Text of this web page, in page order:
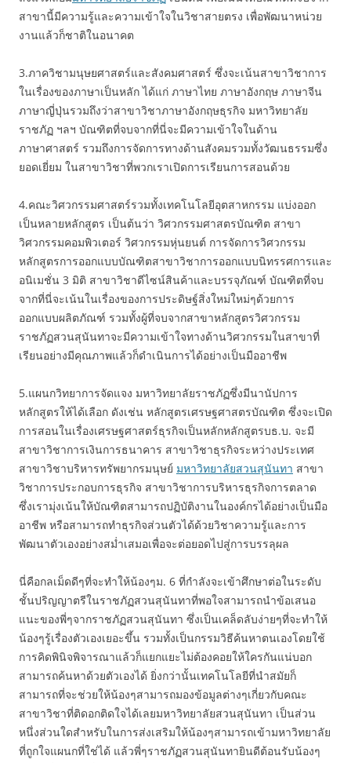
สาขานี้มีความรู้และความเข้าใจในวิชาสายตรง เพื่อพัฒนาหน่วย
งานแล้วก็ชาติในอนาคต
3.ภาควิชามนุษยศาสตร์และสังคมศาสตร์ ซึ่งจะเน้นสาขาวิชาการ
ในเรื่องของภาษาเป็นหลัก ได้แก่ ภาษาไทย ภาษาอังกฤษ ภาษาจีน
ภาษาญี่ปุ่นรวมถึงว่าสาขาวิชาภาษาอังกฤษธุรกิจ มหาวิทยาลัย
ราชภัฏ ฯลฯ บัณฑิตที่จบจากที่นี่จะมีความเข้าใจในด้าน
ภาษาศาสตร์ รวมถึงการจัดการทางด้านสังคมรวมทั้งวัฒนธรรมซึ่ง
ยอดเยี่ยม ในสาขาวิชาที่พวกเราเปิดการเรียนการสอนด้วย
4.คณะวิศวกรรมศาสตร์รวมทั้งเทคโนโลยีอุตสาหกรรม แบ่งออก
เป็นหลายหลักสูตร เป็นต้นว่า วิศวกรรมศาสตรบัณฑิต สาขา
วิศวกรรมคอมพิวเตอร์ วิศวกรรมหุ่นยนต์ การจัดการวิศวกรรม
หลักสูตรการออกแบบบัณฑิตสาขาวิชาการออกแบบนิทรรศการและ
อนิเมชั่น 3 มิติ สาขาวิชาดีไซน์สินค้าและบรรจุภัณฑ์ บัณฑิตที่จบ
จากที่นี่จะเน้นในเรื่องของการประดิษฐ์สิ่งใหม่ใหม่ๆด้วยการ
ออกแบบผลิตภัณฑ์ รวมทั้งผู้ที่จบจากสาขาหลักสูตรวิศวกรรม
ราชภัฏสวนสุนันทาจะมีความเข้าใจทางด้านวิศวกรรมในสาขาที่
เรียนอย่างมีคุณภาพแล้วก็ดำเนินการได้อย่างเป็นมืออาชีพ
5.แผนกวิทยาการจัดแจง มหาวิทยาลัยราชภัฏซึ่งมีนานัปการ
หลักสูตรให้ได้เลือก ดังเช่น หลักสูตรเศรษฐศาสตรบัณฑิต ซึ่งจะเปิด
การสอนในเรื่องเศรษฐศาสตร์ธุรกิจเป็นหลักหลักสูตรบธ.บ. จะมี
สาขาวิชาการเงินการธนาคาร สาขาวิชาธุรกิจระหว่างประเทศ
สาขาวิชาบริหารทรัพยากรมนุษย์ มหาวิทยาลัยสวนสุนันทา สาขา
วิชาการประกอบการธุรกิจ สาขาวิชาการบริหารธุรกิจการตลาด
ซึ่งเรามุ่งเน้นให้บัณฑิตสามารถปฏิบัติงานในองค์กรได้อย่างเป็นมือ
อาชีพ หรือสามารถทำธุรกิจส่วนตัวได้ด้วยวิชาความรู้และการ
พัฒนาตัวเองอย่างสม่ำเสมอเพื่อจะต่อยอดไปสู่การบรรลุผล
นี่คือกลเม็ดดีๆที่จะทำให้น้องๆม. 6 ที่กำลังจะเข้าศึกษาต่อในระดับ
ชั้นปริญญาตรีในราชภัฏสวนสุนันทาที่พอใจสามารถนำข้อเสนอ
แนะของพี่ๆจากราชภัฏสวนสุนันทา ซึ่งเป็นเคล็ดลับง่ายๆที่จะทำให้
น้องๆรู้เรื่องตัวเองเยอะขึ้น รวมทั้งเป็นกรรมวิธีค้นหาตนเองโดยใช้
การคิดพินิจพิจารณาแล้วก็แยกแยะไม่ต้องคอยให้ใครกันแน่บอก
สามารถค้นหาด้วยตัวเองได้ ยิ่งกว่านั้นเทคโนโลยีที่นำสมัยก็
สามารถที่จะช่วยให้น้องๆสามารถมองข้อมูลต่างๆเกี่ยวกับคณะ
สาขาวิชาที่ติดอกติดใจได้เลยมหาวิทยาลัยสวนสุนันทา เป็นส่วน
หนึ่งส่วนใดสำหรับในการส่งเสริมให้น้องๆสามารถเข้ามหาวิทยาลัย
ที่ถูกใจแผนกที่ใช่ได้ แล้วพี่ๆราชภัฏสวนสุนันทายินดีต้อนรับน้องๆ